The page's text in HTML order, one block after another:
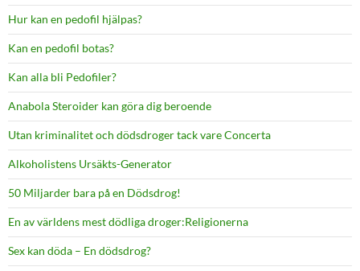
Hur kan en pedofil hjälpas?
Kan en pedofil botas?
Kan alla bli Pedofiler?
Anabola Steroider kan göra dig beroende
Utan kriminalitet och dödsdroger tack vare Concerta
Alkoholistens Ursäkts-Generator
50 Miljarder bara på en Dödsdrog!
En av världens mest dödliga droger:Religionerna
Sex kan döda – En dödsdrog?